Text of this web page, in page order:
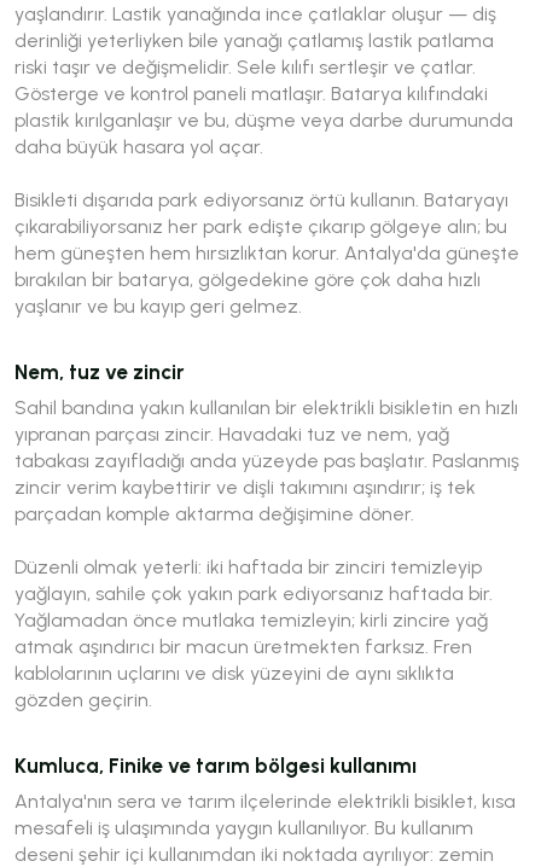
yaşlandırır. Lastik yanağında ince çatlaklar oluşur — diş
derinliği yeterliyken bile yanağı çatlamış lastik patlama
riski taşır ve değişmelidir. Sele kılıfı sertleşir ve çatlar.
Gösterge ve kontrol paneli matlaşır. Batarya kılıfındaki
plastik kırılganlaşır ve bu, düşme veya darbe durumunda
daha büyük hasara yol açar.
Bisikleti dışarıda park ediyorsanız örtü kullanın. Bataryayı
çıkarabiliyorsanız her park edişte çıkarıp gölgeye alın; bu
hem güneşten hem hırsızlıktan korur. Antalya'da güneşte
bırakılan bir batarya, gölgedekine göre çok daha hızlı
yaşlanır ve bu kayıp geri gelmez.
Nem, tuz ve zincir
Sahil bandına yakın kullanılan bir elektrikli bisikletin en hızlı
yıpranan parçası zincir. Havadaki tuz ve nem, yağ
tabakası zayıfladığı anda yüzeyde pas başlatır. Paslanmış
zincir verim kaybettirir ve dişli takımını aşındırır; iş tek
parçadan komple aktarma değişimine döner.
Düzenli olmak yeterli: iki haftada bir zinciri temizleyip
yağlayın, sahile çok yakın park ediyorsanız haftada bir.
Yağlamadan önce mutlaka temizleyin; kirli zincire yağ
atmak aşındırıcı bir macun üretmekten farksız. Fren
kablolarının uçlarını ve disk yüzeyini de aynı sıklıkta
gözden geçirin.
Kumluca, Finike ve tarım bölgesi kullanımı
Antalya'nın sera ve tarım ilçelerinde elektrikli bisiklet, kısa
mesafeli iş ulaşımında yaygın kullanılıyor. Bu kullanım
deseni şehir içi kullanımdan iki noktada ayrılıyor: zemin